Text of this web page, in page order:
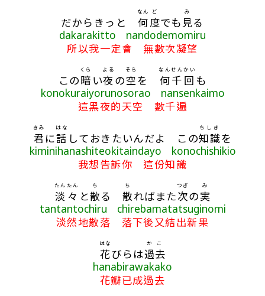
だからきっと 何
なん
度
ど
でも見
み
る
dakarakitto nandodemomiru
所以我一定會 無數次凝望
この暗
くら
い夜
よる
の空
そら
を 何
なん
千
せん
回
かい
も
konokuraiyorunosorao nansenkaimo
這黑夜的天空 數千遍
君
きみ
に話
はな
しておきたいんだよ この知識
ちしき
を
kiminihanashiteokitaindayo konochishikio
我想告訴你 這份知識
淡々
たんたん
と散
ち
る散
ち
ればまた次
つぎ
の実
み
tantantochiru chirebamatatsuginomi
淡然地散落 落下後又結出新果
花
はな
びらは過去
かこ
hanabirawakako
花瓣已成過去